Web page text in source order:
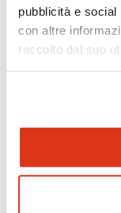
pubblicità e
con altre
raccolto dal suo
giusto per te.
Prova la nostra
Sei viaggiatore/trice che non trova un’agenzia vicina o sei
agente e vuoi
Chiedi un